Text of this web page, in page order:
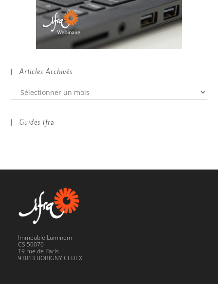
Articles Archivés
Guides Ifra
Immeuble Luminem
CS 50070
19 rue de Paris
93013 BOBIGNY CEDEX